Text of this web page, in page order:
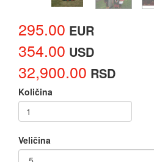
295.00 EUR
354.00 USD
32,900.00 RSD
Količina
Veličina